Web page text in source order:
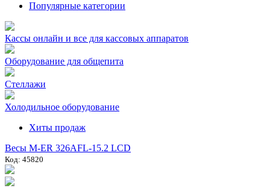
Популярные категории
Кассы онлайн и все для кассовых аппаратов
Оборудование для общепита
Стеллажи
Холодильное оборудование
Хиты продаж
Весы M-ER 326AFL-15.2 LCD
Код: 45820